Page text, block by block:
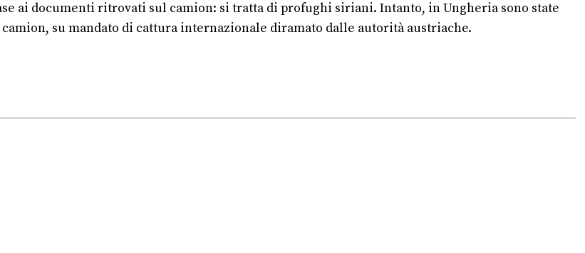
ai documenti ritrovati sul camion: si tratta di profughi siriani. Intanto, in Ungheria sono state
su mandato di cattura internazionale diramato dalle autorità austriache.